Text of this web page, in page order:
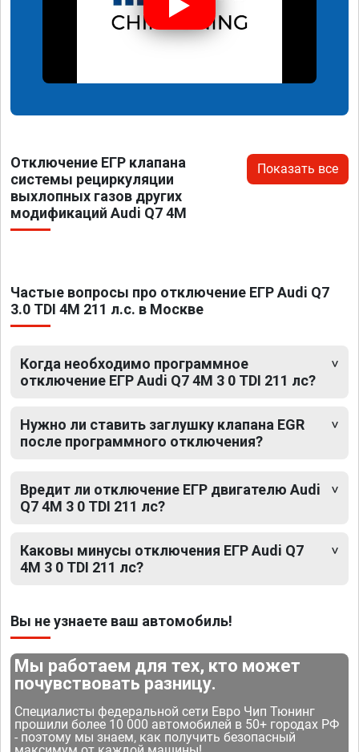
Отключение ЕГР клапана
системы рециркуляции
выхлопных газов других
модификаций Audi Q7 4M
Показать все
Частые вопросы про отключение ЕГР Audi Q7
3.0 TDI 4M 211 л.с. в Москве
Когда необходимо программное
отключение ЕГР Audi Q7 4M 3 0 TDI 211 лс?
Нужно ли ставить заглушку клапана EGR
после программного отключения?
Вредит ли отключение ЕГР двигателю Audi
Q7 4M 3 0 TDI 211 лс?
Каковы минусы отключения ЕГР Audi Q7
4M 3 0 TDI 211 лс?
Вы не узнаете ваш автомобиль!
Мы работаем для тех, кто может
почувствовать разницу.
Специалисты федеральной сети Евро Чип Тюнинг
прошили более 10 000 автомобилей в 50+ городах РФ
- поэтому мы знаем, как получить безопасный